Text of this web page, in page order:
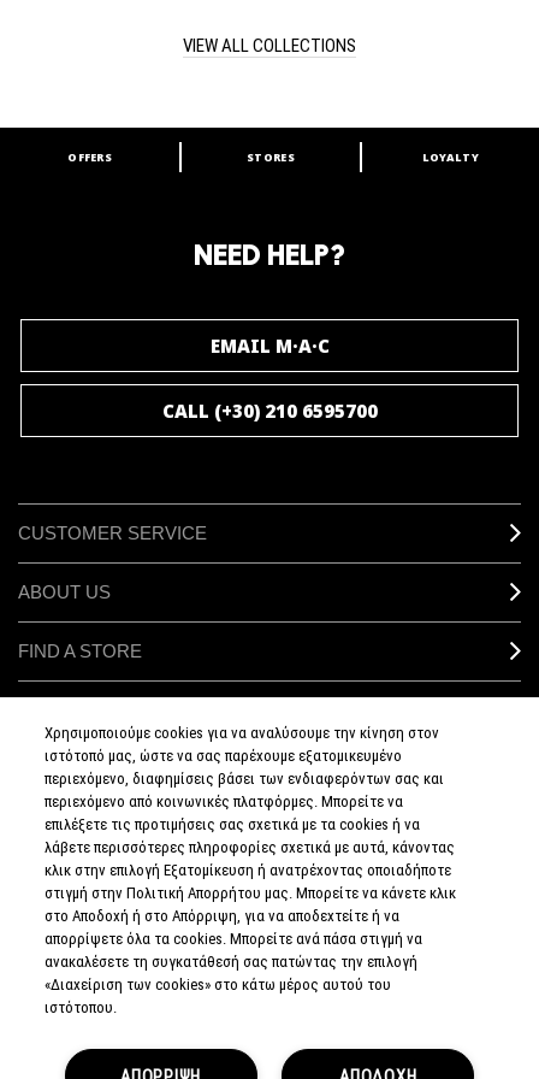
VIEW ALL COLLECTIONS
ARE YOU A M·A·C LOVER?
OFFERS STORES LOYALTY
NEED HELP?
EMAIL M·A·C
CALL (+30) 210 6595700
CUSTOMER SERVICE
ABOUT US
FIND A STORE
SIGN UP FOR EMAIL
My M•A•C / SIGN IN
CONNECT
PRIVACY POLICY
Χρησιμοποιούμε cookies για να αναλύσουμε την κίνηση στον
ιστότοπό μας, ώστε να σας παρέχουμε εξατομικευμένο
περιεχόμενο, διαφημίσεις βάσει των ενδιαφερόντων σας και
περιεχόμενο από κοινωνικές πλατφόρμες. Μπορείτε να
επιλέξετε τις προτιμήσεις σας σχετικά με τα cookies ή να
λάβετε περισσότερες πληροφορίες σχετικά με αυτά, κάνοντας
κλικ στην επιλογή Εξατομίκευση ή ανατρέχοντας οποιαδήποτε
στιγμή στην Πολιτική Απορρήτου μας. Μπορείτε να κάνετε κλικ
στο Αποδοχή ή στο Απόρριψη, για να αποδεχτείτε ή να
απορρίψετε όλα τα cookies. Μπορείτε ανά πάσα στιγμή να
ανακαλέσετε τη συγκατάθεσή σας πατώντας την επιλογή
«Διαχείριση των cookies» στο κάτω μέρος αυτού του
ιστότοπου.